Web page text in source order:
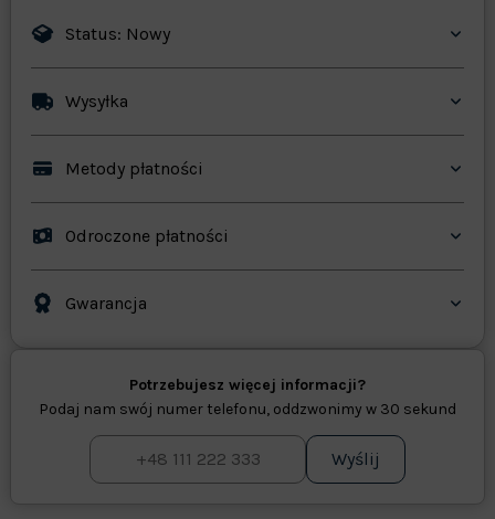
Status: Nowy
Wysyłka
Metody płatności
Odroczone płatności
Gwarancja
Potrzebujesz więcej informacji?
Podaj nam swój numer telefonu, oddzwonimy w 30 sekund
Wyślij